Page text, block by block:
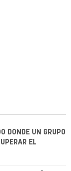
DONDE UN GRUPO
EL